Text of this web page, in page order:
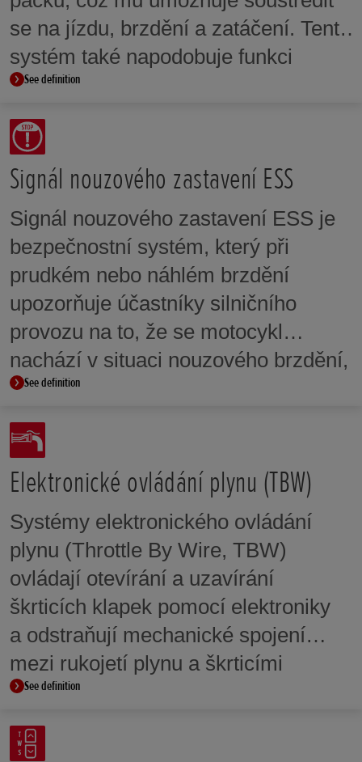
se na jízdu, brzdění a zatáčení. Tento
systém také napodobuje funkci
rychlořazení, protože při řazení není
nutné ovládat páčku spojky. Systém
pomáhá snižovat únavu jezdce
a eliminuje zadrhávání, protože
umožňuje rozjíždění a zastavování
bez ovládání páčky spojky. Jezdec
navíc může páčku spojky kdykoli
ručně ovládat.
See definition
Signál nouzového zastavení ESS
Signál nouzového zastavení ESS je
bezpečnostní systém, který při
prudkém nebo náhlém brzdění
upozorňuje účastníky silničního
provozu na to, že se motocykl
nachází v situaci nouzového brzdění,
a to blikáním směrových světel.
See definition
Elektronické ovládání plynu (TBW)
Systémy elektronického ovládání
plynu (Throttle By Wire, TBW)
ovládají otevírání a uzavírání
škrticích klapek pomocí elektroniky
a odstraňují mechanické spojení
mezi rukojetí plynu a škrticími
klapkami. Systém TBW umožňuje
systému PGM-FI přesně řídit
otevírání škrticí klapky v celém
See definition